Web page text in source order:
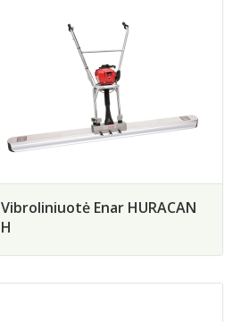
Vibroliniuotė Enar HURACAN
H